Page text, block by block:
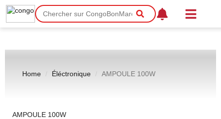
Home Éléctronique AMPOULE 100W
AMPOULE 100W